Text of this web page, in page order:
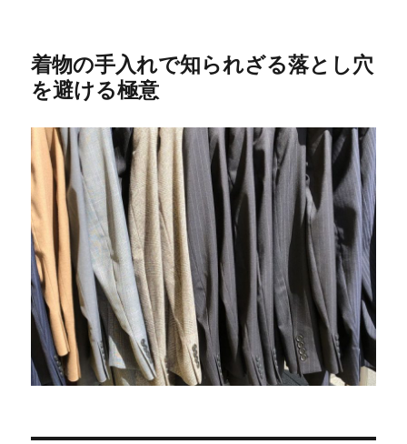
着物の手入れで知られざる落とし穴
を避ける極意